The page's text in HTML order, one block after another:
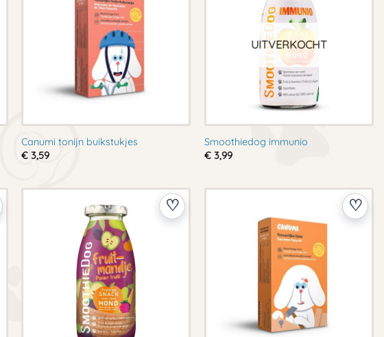
Canumi tonijn buikstukjes
€ 3,59
UITVERKOCHT
Smoothiedog immunio
€3,99